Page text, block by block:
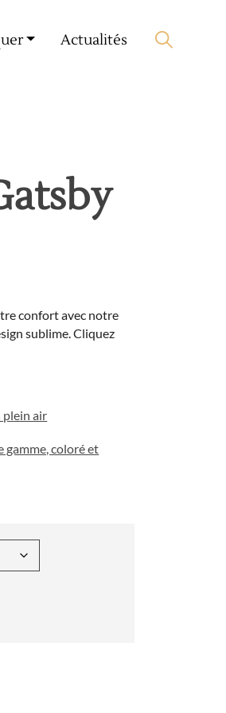
Actualités
confort avec notre
sublime. Cliquez
plein air
gamme, coloré et